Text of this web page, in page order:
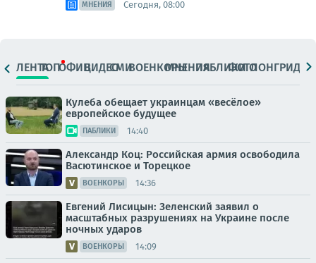
МНЕНИЯ Сегодня, 08:00
ЛЕНТАТОПОФИЦ.ВИДЕОСМИВОЕНКОРЫМНЕНИЯПАБЛИКИ
ФОТОЛОНГРИДЫ
Кулеба обещает украинцам «весёлое»
европейское будущее
ПАБЛИКИ 14:40
Александр Коц: Российская армия освободила
Васютинское и Торецкое
ВОЕНКОРЫ 14:36
Евгений Лисицын: Зеленский заявил о
масштабных разрушениях на Украине после
ночных ударов
ВОЕНКОРЫ 14:09